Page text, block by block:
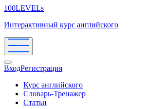
100LEVELs
Интерактивный курс английского
ВходРегистрация
Курс английского
Словарь-Тренажер
Статьи